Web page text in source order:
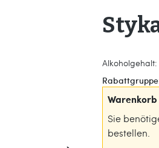
Alkoholgehalt:
Sie
bestellen.